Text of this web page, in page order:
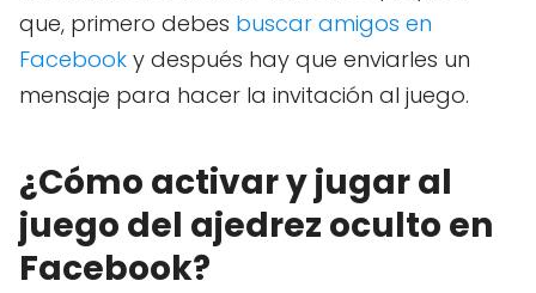
que, primero debes buscar amigos en
Facebook y después hay que enviarles un
mensaje para hacer la invitación al juego.
¿Cómo activar y jugar al
juego del ajedrez oculto en
Facebook?